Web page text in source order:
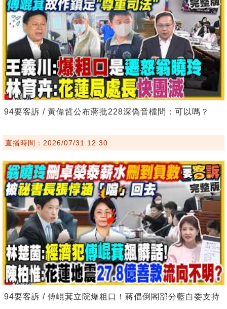
94要客訴 / 黃偉哲公布蔣批228深偽音檔問：可以嗎？
直播時間：2026/07/31 12:30
94要客訴 / 傅崐萁立院爆粗口！蔣倡倒閣部分藍白委支持